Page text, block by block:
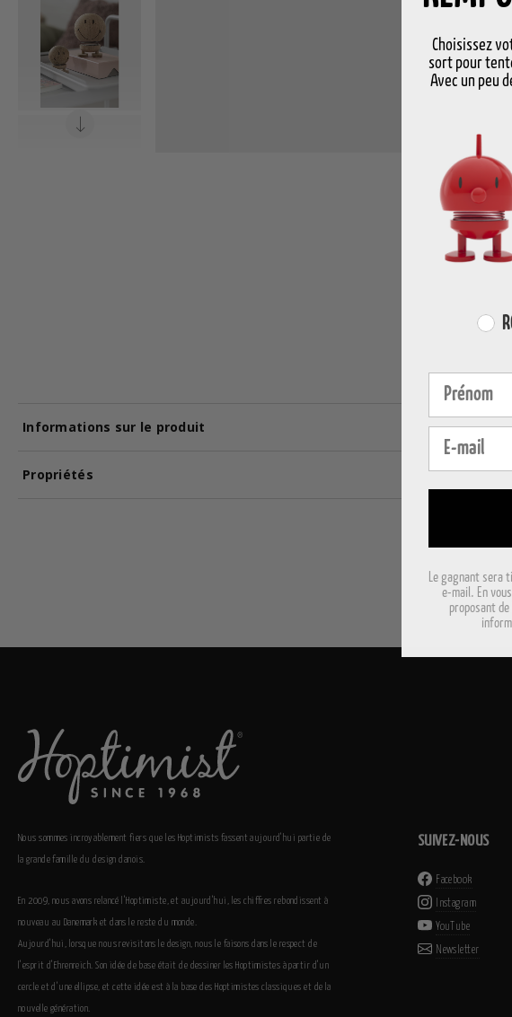
Propriétés
Informations sur le produit
Nous sommes incroyablement fiers que les Hoptimists fassent aujourd’hui partie de
la grande famille du design danois.
En 2009, nous avons relancé l’Hoptimiste, et aujourd’hui, les chiffres rebondissent à
nouveau au Danemark et dans le reste du monde.
Aujourd’hui, lorsque nous revisitons le design, nous le faisons dans le respect de
l’esprit d’Ehrenreich. Son idée de base était de dessiner les Hoptimistes à partir d’un
cercle et d’une ellipse, et cette idée est à la base des Hoptimistes classiques et de la
nouvelle génération.
SUIVEZ-NOUS
Facebook
Instagram
YouTube
Newsletter
Choisissez
sort pour
Avec un peu
Fornavn
E-mail
Le gagnant sera
e-mail. En
proposant